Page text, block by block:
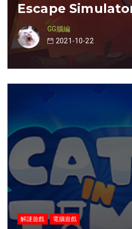
Escape
GG腦編
2021-10-22
解謎遊戲 電腦遊戲